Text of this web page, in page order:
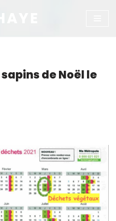
de Noël le